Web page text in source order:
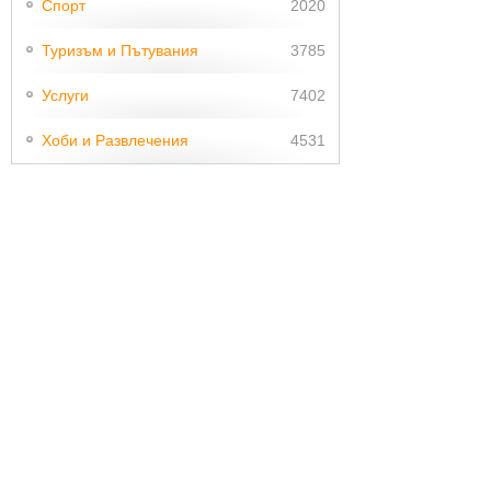
Спорт 2020
Туризъм и Пътувания 3785
Услуги 7402
Хоби и Развлечения 4531